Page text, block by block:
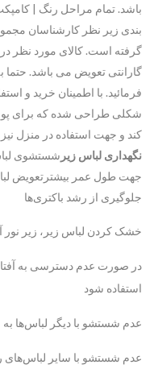
باشد. تمام مراحل رنگ |
بندی زیر نظر کارشناسان
گرفته است. کالای مورد نظر
گارانتی تعویض می باشد.
فرمائید. با اطمینان خرید و
شکلی طراحی شده که برای
کند و جهت استفاده در منزل نیز
نگهداری لباس زیر
جهت طول عمر بیشترتعویض
جلوگیری از رشد باکتری‌ها
خشک کردن لباس زیر، زیر
در صورت عدم دسترسی به
استفاده شود
عدم شستشو با دیگر لباس‌ها
عدم شستشو با سایر لباس‌های